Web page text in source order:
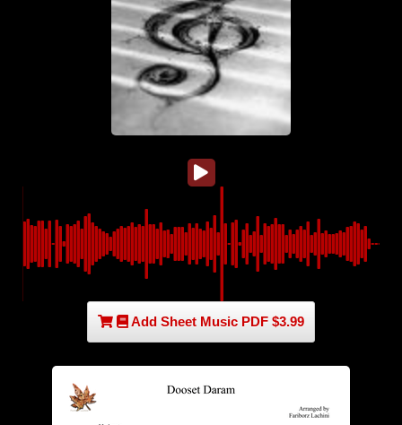
Add Sheet Music PDF $3.99